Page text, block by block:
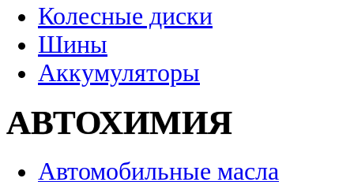
Колесные диски
Шины
Аккумуляторы
АВТОХИМИЯ
Автомобильные масла